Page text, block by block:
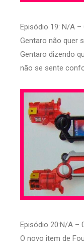
Episódio 19: N/A –
Gentaro não quer
Gentaro dizendo
não se sente
Episódio 20:N/A –
O novo item de